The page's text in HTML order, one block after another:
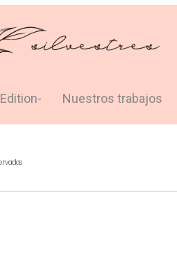
Nuestros trabajos